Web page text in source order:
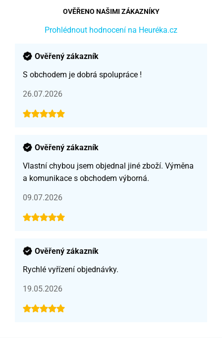
OVĚŘENO NAŠIMI ZÁKAZNÍKY
Prohlédnout hodnocení na Heuréka.cz
Ověřený zákazník
S obchodem je dobrá spolupráce !
26.07.2026
Ověřený zákazník
Vlastní chybou jsem objednal jiné zboží. Výměna
a komunikace s obchodem výborná.
09.07.2026
Ověřený zákazník
Rychlé vyřízení objednávky.
19.05.2026